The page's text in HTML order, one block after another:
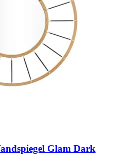
Glam Dark